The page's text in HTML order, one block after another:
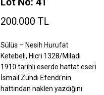
200.000 TL
Sülüs – Nesih Hurufat
Ketebeli, Hicri 1328/Miladi
1910 tarihli eserde hattat eseri
İsmail Zühdi Efendi’nin
hattından naklen yazdığını